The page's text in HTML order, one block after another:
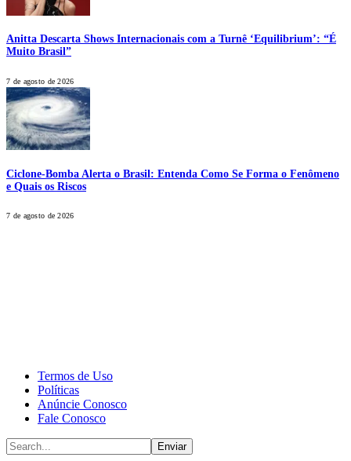
Anitta Descarta Shows Internacionais com a Turnê ‘Equilibrium’: “É
Muito Brasil”
7 de agosto de 2026
Ciclone-Bomba Alerta o Brasil: Entenda Como Se Forma o Fenômeno
e Quais os Riscos
7 de agosto de 2026
Termos de Uso
Políticas
Anúncie Conosco
Fale Conosco
Enviar